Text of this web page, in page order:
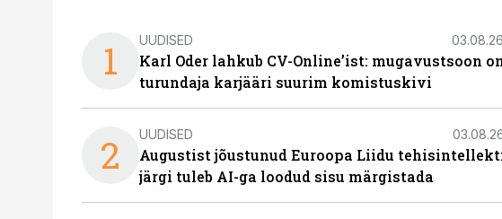
1 UUDISED
Karl Oder lahkub CV-Online’ist: mugavustsoon
turundaja karjääri suurim komistuskivi
2 UUDISED
Augustist jõustunud Euroopa Liidu
järgi tuleb AI-ga loodud sisu märgistada